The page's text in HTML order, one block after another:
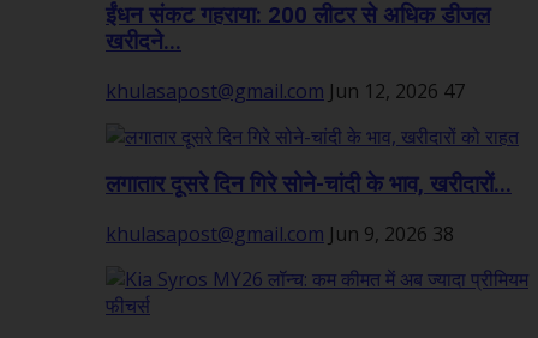
ईंधन संकट गहराया: 200 लीटर से अधिक डीजल
खरीदने...
khulasapost@gmail.com Jun 12, 2026 47
लगातार दूसरे दिन गिरे सोने-चांदी के भाव, खरीदारों...
khulasapost@gmail.com Jun 9, 2026 38